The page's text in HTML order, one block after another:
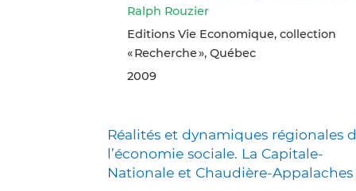
Ralph Rouzier
Editions Vie Economique, collection
« Recherche », Québec
2009
Réalités et dynamiques régionales
l’économie sociale. La Capitale-
Nationale et Chaudière-Appalaches